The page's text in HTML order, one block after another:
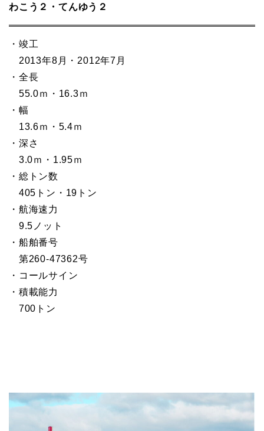
わこう２・てんゆう２
・竣工
2013年8月・2012年7月
・全長
55.0ｍ・16.3ｍ
・幅
13.6ｍ・5.4ｍ
・深さ
3.0ｍ・1.95ｍ
・総トン数
405トン・19トン
・航海速力
9.5ノット
・船舶番号
第260-47362号
・コールサイン
・積載能力
700トン